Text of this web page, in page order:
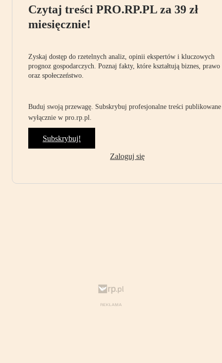
Czytaj treści PRO.RP.PL za 39 zł
miesięcznie!
Zyskaj dostęp do rzetelnych analiz, opinii ekspertów i kluczowych
prognoz gospodarczych. Poznaj fakty, które kształtują biznes, prawo
oraz społeczeństwo.
Buduj swoją przewagę. Subskrybuj profesjonalne treści publikowane
wyłącznie w pro.rp.pl.
Subskrybuj!
Zaloguj się